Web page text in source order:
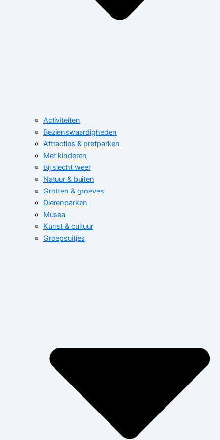
Activiteiten
Bezienswaardigheden
Attracties & pretparken
Met kinderen
Bij slecht weer
Natuur & buiten
Grotten & groeves
Dierenparken
Musea
Kunst & cultuur
Groepsuitjes